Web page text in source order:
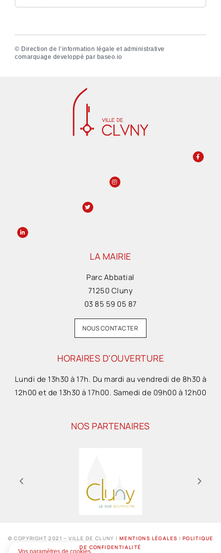
© Direction de l’information légale et administrative
comarquage developpé par baseo.io
LA MAIRIE
Parc Abbatial
71250 Cluny
03 85 59 05 87
NOUS CONTACTER
HORAIRES D'OUVERTURE
Lundi de 13h30 à 17h. Du mardi au vendredi de 8h30 à
12h00 et de 13h30 à 17h00. Samedi de 09h00 à 12h00
NOS PARTENAIRES
© COPYRIGHT 2021 – VILLE DE CLUNY IMENTIONS LÉGALES I POLITIQUE
DE CONFIDENTIALITÉ